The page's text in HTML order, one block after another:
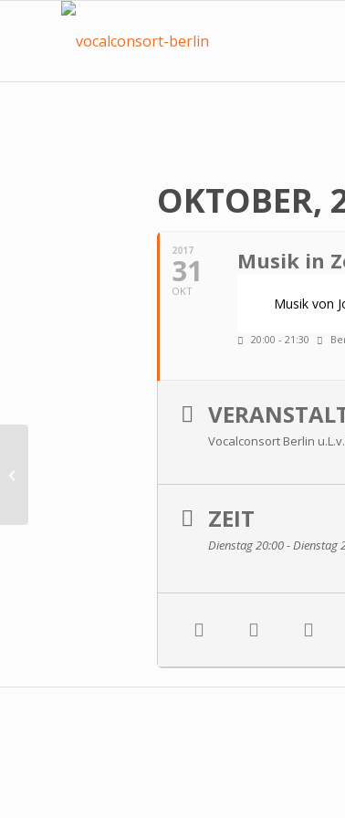
OKTOBER,
2017
31
OKT
Musik in
Musik von
20:00 - 21:30
Vocalconsort Berlin
ZEIT
Dienstag 20:00 - Dienstag